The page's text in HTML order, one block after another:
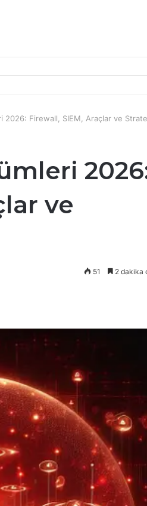
Yöntemleri 2026
2026: Firewall, SIEM, Araçlar ve
ve
51 2 dakika